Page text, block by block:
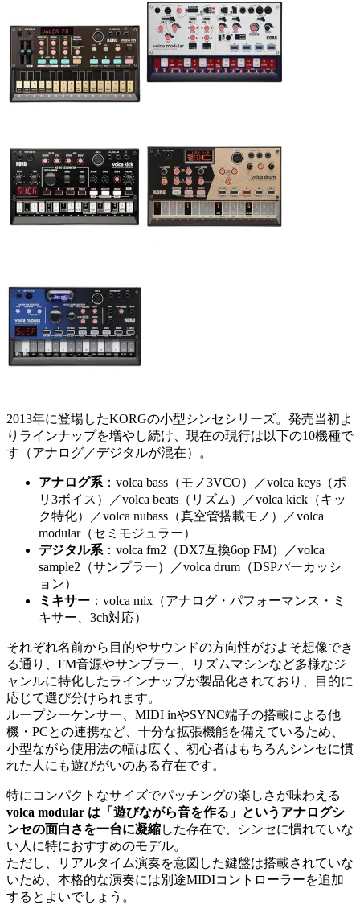
2013年に登場したKORGの小型シンセシリーズ。発売当初よ
りラインナップを増やし続け、現在の現行は以下の10機種で
す（アナログ／デジタルが混在）。
アナログ系 ：volca bass（モノ3VCO）／volca keys（ポ
リ3ボイス）／volca beats（リズム）／volca kick（キッ
ク特化）／volca nubass（真空管搭載モノ）／volca
modular（セミモジュラー）
デジタル系 ：volca fm2（DX7互換6op FM）／volca
sample2（サンプラー）／volca drum（DSPパーカッシ
ョン）
ミキサー ：volca mix（アナログ・パフォーマンス・ミ
キサー、3ch対応）
それぞれ名前から目的やサウンドの方向性がおよそ想像でき
る通り、FM音源やサンプラー、リズムマシンなど多様なジ
ャンルに特化したラインナップが製品化されており、目的に
応じて選び分けられます。
ループシーケンサー、MIDI inやSYNC端子の搭載による他
機・PCとの連携など、十分な拡張機能を備えているため、
小型ながら使用法の幅は広く、初心者はもちろんシンセに慣
れた人にも遊びがいのある存在です。
特にコンパクトなサイズでパッチングの楽しさが味わえる
volca modular は「遊びながら音を作る」というアナログシ
ンセの面白さを一台に凝縮した存在で、シンセに慣れていな
い人に特におすすめのモデル。
ただし、リアルタイム演奏を意図した鍵盤は搭載されていな
いため、本格的な演奏には別途MIDIコントローラーを追加
するとよいでしょう。